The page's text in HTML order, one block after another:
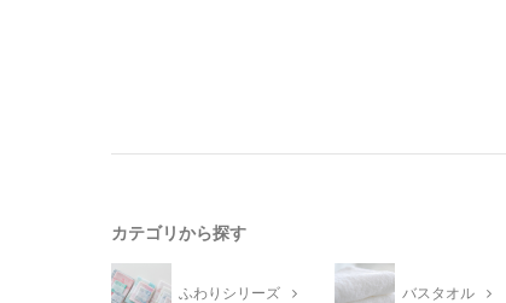
カテゴリから探す
ふわりシリーズ バスタオル